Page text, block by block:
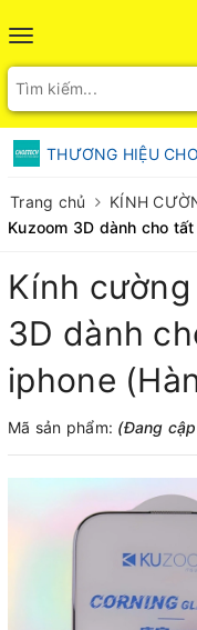
Toggle
navigation
THƯƠNG HIỆU
Trang chủ KÍNH
Kuzoom 3D dành cho
Kính
3D dành
iphone
Mã sản phẩm: (Đang